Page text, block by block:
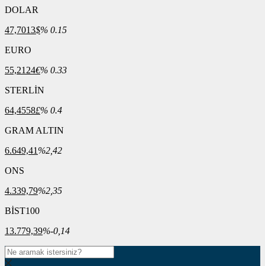
DOLAR
47,7013$% 0.15
EURO
55,2124€% 0.33
STERLİN
64,4558£% 0.4
GRAM ALTIN
6.649,41 %2,42
ONS
4.339,79%2,35
BİST100
13.779,39%-0,14